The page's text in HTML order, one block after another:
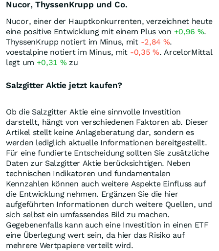
Nucor, ThyssenKrupp und Co.
Nucor, einer der Hauptkonkurrenten, verzeichnet heute
eine positive Entwicklung mit einem Plus von +0,96 %.
ThyssenKrupp notiert im Minus, mit -2,84 %.
voestalpine notiert im Minus, mit -0,35%. ArcelorMittal
legt um +0,31 % zu
Salzgitter Aktie jetzt kaufen?
Ob die Salzgitter Aktie eine sinnvolle Investition
darstellt, hängt von verschiedenen Faktoren ab. Dieser
Artikel stellt keine Anlageberatung dar, sondern es
werden lediglich aktuelle Informationen bereitgestellt.
Für eine fundierte Entscheidung sollten Sie zusätzliche
Daten zur Salzgitter Aktie berücksichtigen. Neben
technischen Indikatoren und fundamentalen
Kennzahlen können auch weitere Aspekte Einfluss auf
die Entwicklung nehmen. Ergänzen Sie die hier
aufgeführten Informationen durch weitere Quellen, und
sich selbst ein umfassendes Bild zu machen.
Gegebenenfalls kann auch eine Investition in einen ETF
eine Überlegung wert sein, da hier das Risiko auf
mehrere Wertpapiere verteilt wird.